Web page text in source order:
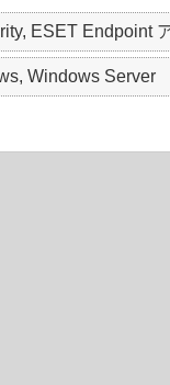
ESET Endpoint
Windows Server